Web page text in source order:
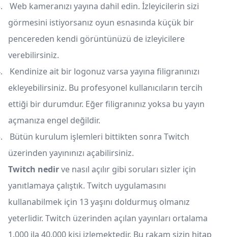
Web kameranızı yayına dahil edin. İzleyicilerin sizi
görmesini istiyorsanız oyun esnasında küçük bir
pencereden kendi görüntünüzü de izleyicilere
verebilirsiniz.
Kendinize ait bir logonuz varsa yayına filigranınızı
ekleyebilirsiniz. Bu profesyonel kullanıcıların tercih
ettiği bir durumdur. Eğer filigranınız yoksa bu yayın
açmanıza engel değildir.
Bütün kurulum işlemleri bittikten sonra Twitch
üzerinden yayınınızı açabilirsiniz.
Twitch nedirve nasıl açılır gibi soruları sizler için
yanıtlamaya çalıştık. Twitch uygulamasını
kullanabilmek için 13 yaşını doldurmuş olmanız
yeterlidir. Twitch üzerinden açılan yayınları ortalama
1.000 ila 40.000 kişi izlemektedir. Bu rakam sizin hitap